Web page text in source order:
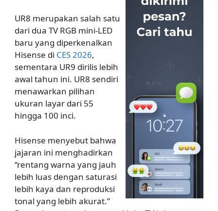
UR8 merupakan salah satu
dari dua TV RGB mini-LED
baru yang diperkenalkan
Hisense di CES 2026,
sementara UR9 dirilis lebih
awal tahun ini. UR8 sendiri
menawarkan pilihan
ukuran layar dari 55
hingga 100 inci.
Hisense menyebut bahwa
jajaran ini menghadirkan
“rentang warna yang jauh
lebih luas dengan saturasi
lebih kaya dan reproduksi
tonal yang lebih akurat.”